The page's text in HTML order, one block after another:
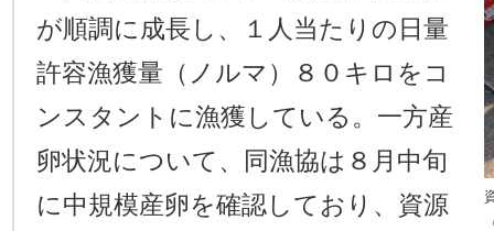
が順調に成長し、１人当たりの日量
許容漁獲量（ノルマ）８０キロをコ
ンスタントに漁獲している。一方産
卵状況について、同漁協は８月中旬
に中規模産卵を確認しており、資源